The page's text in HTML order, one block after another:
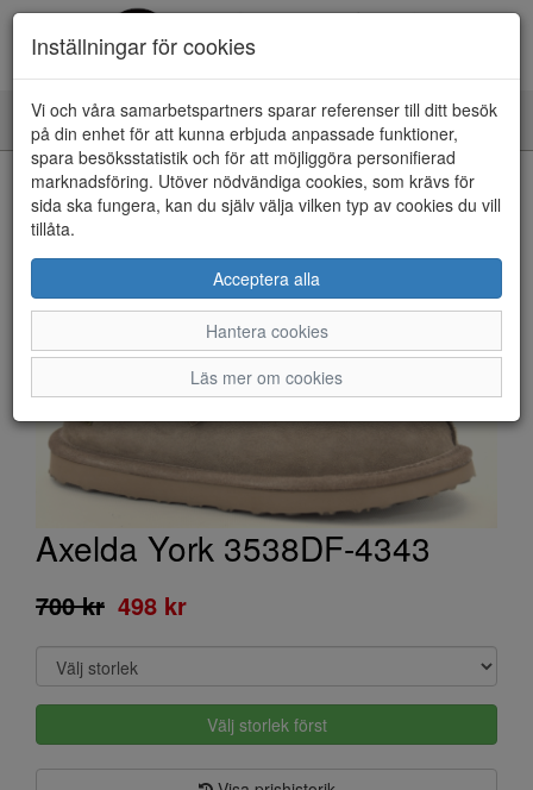
Toggle
navigation
HEM
Axelda York 3538DF-4343
700 kr 498 kr
Välj storlek först
Inställningar för cookies
Vi och våra samarbetspartners sparar referenser till ditt besök
på din enhet för att kunna erbjuda anpassade funktioner,
spara besöksstatistik och för att möjliggöra personifierad
marknadsföring. Utöver nödvändiga cookies, som krävs för
sida ska fungera, kan du själv välja vilken typ av cookies du vill
tillåta.
Acceptera alla
Hantera cookies
Läs mer om cookies